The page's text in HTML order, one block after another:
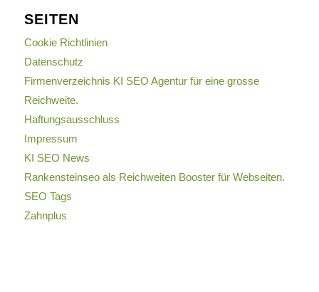
SEITEN
Cookie Richtlinien
Datenschutz
Firmenverzeichnis KI SEO Agentur für eine grosse
Reichweite.
Haftungsausschluss
Impressum
KI SEO News
Rankensteinseo als Reichweiten Booster für Webseiten.
SEO Tags
Zahnplus